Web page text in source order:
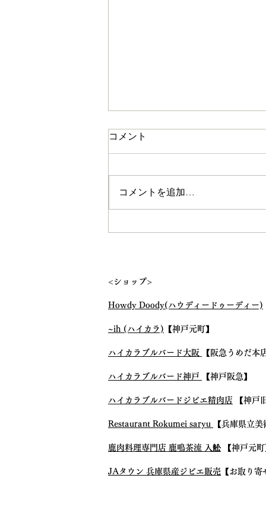
のみ出店
コメント
コメントを追加…
<ショップ>
Howdy Doody(ハウディードゥーディー)
~ih (ハイカラ) 【神戸元町】
ハイカラブルバード大阪 【阪急うめだ本
ハイカラブルバード神戸 【神戸阪急】
ハイカラブルバードジビエ精肉店 【神戸
Restaurant Rokumei saryu 【兵庫県立
鹿肉料理専門店 鹿鳴茶流 入舩【神戸元町
JAタウン 兵庫県産ジビエ販売 【お取り